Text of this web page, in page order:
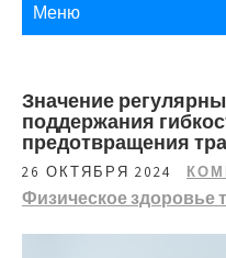
Меню
Значение
поддержания
предотвращения
26 ОКТЯБРЯ 2024
Физическое здоровье